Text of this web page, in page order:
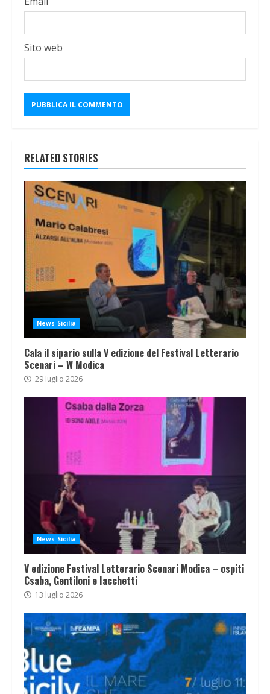
Sito web
RELATED STORIES
News Sicilia
Cala il sipario sulla V edizione del Festival Letterario
Scenari – W Modica
29 luglio 2026
News Sicilia
V edizione Festival Letterario Scenari Modica – ospiti
Csaba, Gentiloni e Iacchetti
13 luglio 2026